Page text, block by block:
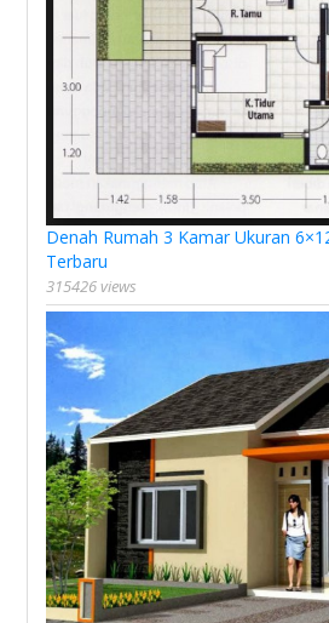
Denah Rumah 3 Kamar Ukuran
Terbaru
315426 views